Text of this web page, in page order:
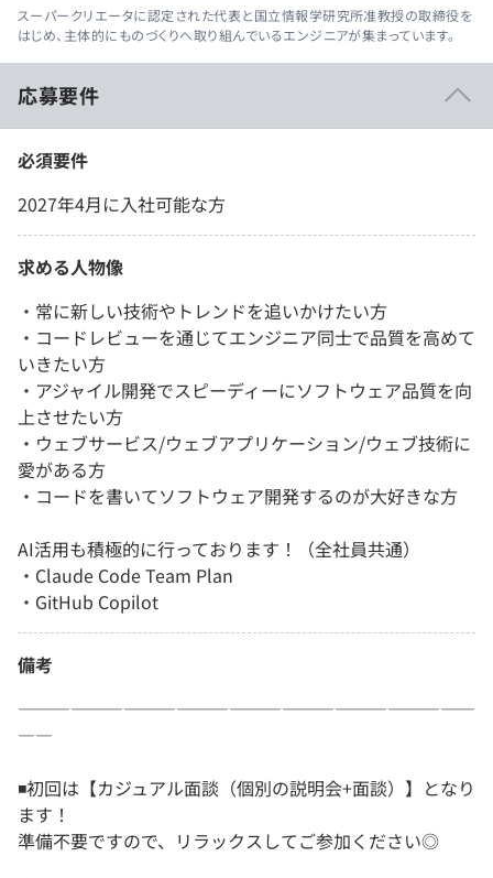
スーパークリエータに認定された代表と国立情報学研究所准教授の取締役を
はじめ、主体的にものづくりへ取り組んでいるエンジニアが集まっています。
応募要件
必須要件
2027年4月に入社可能な方
求める人物像
・常に新しい技術やトレンドを追いかけたい方
・コードレビューを通じてエンジニア同士で品質を高めて
いきたい方
・アジャイル開発でスピーディーにソフトウェア品質を向
上させたい方
・ウェブサービス/ウェブアプリケーション/ウェブ技術に
愛がある方
・コードを書いてソフトウェア開発するのが大好きな方
AI活用も積極的に行っております！（全社員共通）
・Claude Code Team Plan
・GitHub Copilot
備考
――――――――――――――――――――――――――
――
◾️初回は【カジュアル面談（個別の説明会+面談）】となり
ます！
準備不要ですので、リラックスしてご参加ください◎